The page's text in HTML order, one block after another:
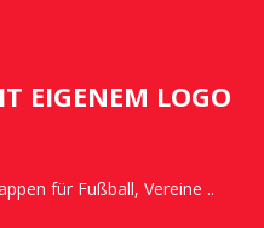
EIGENEM LOGO
für Fußball, Vereine ..